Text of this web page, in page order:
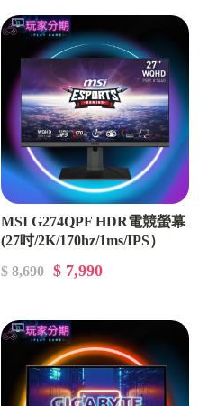
MSI G274QPF HDR電競螢幕
(27吋/2K/170hz/1ms/IPS）
$ 8,690
$ 7,990